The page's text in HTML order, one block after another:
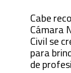
Cabe
Cámara
Civil se
para
de